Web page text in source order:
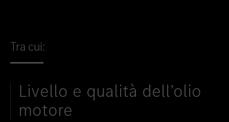
Tra cui:
Livello e qualità dell’olio
motore